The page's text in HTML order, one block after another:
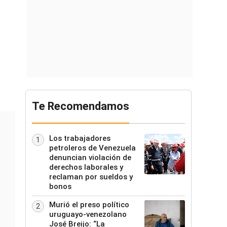
Te Recomendamos
1
Los trabajadores
petroleros de Venezuela
denuncian violación de
derechos laborales y
reclaman por sueldos y
bonos
2
Murió el preso político
uruguayo-venezolano
José Breijo: “La